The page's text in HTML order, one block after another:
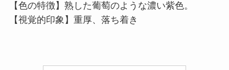
【色の特徴】熟した葡萄のような濃い紫色。
【視覚的印象】重厚、落ち着き